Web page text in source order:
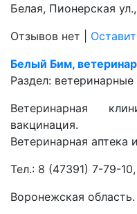
Белая, Пионерская
Отзывов нет
Белый Бим,
Раздел: ветеринарные
Ветеринарная
вакцинация.
Ветеринарная аптека
Тел.: 8 (47391) 7-79-
Воронежская